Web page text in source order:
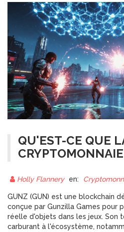
QU'EST-CE QUE
L'ÉCOSYSTÈME
BLOCKCHAIN
Holly Flannery en:
GUNZ (GUN) est une blockchain
conçue par Gunzilla Games pour
réelle d'objets dans les jeux. Son
carburant à l'écosystème,